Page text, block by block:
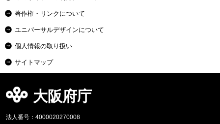
著作権・リンクについて
ユニバーサルデザインについて
個人情報の取り扱い
サイトマップ
大阪府庁
法人番号：4000020270008